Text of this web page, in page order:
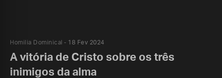
Homilia Dominical 18 Fev 2024
A vitória de Cristo sobre os três
inimigos da alma